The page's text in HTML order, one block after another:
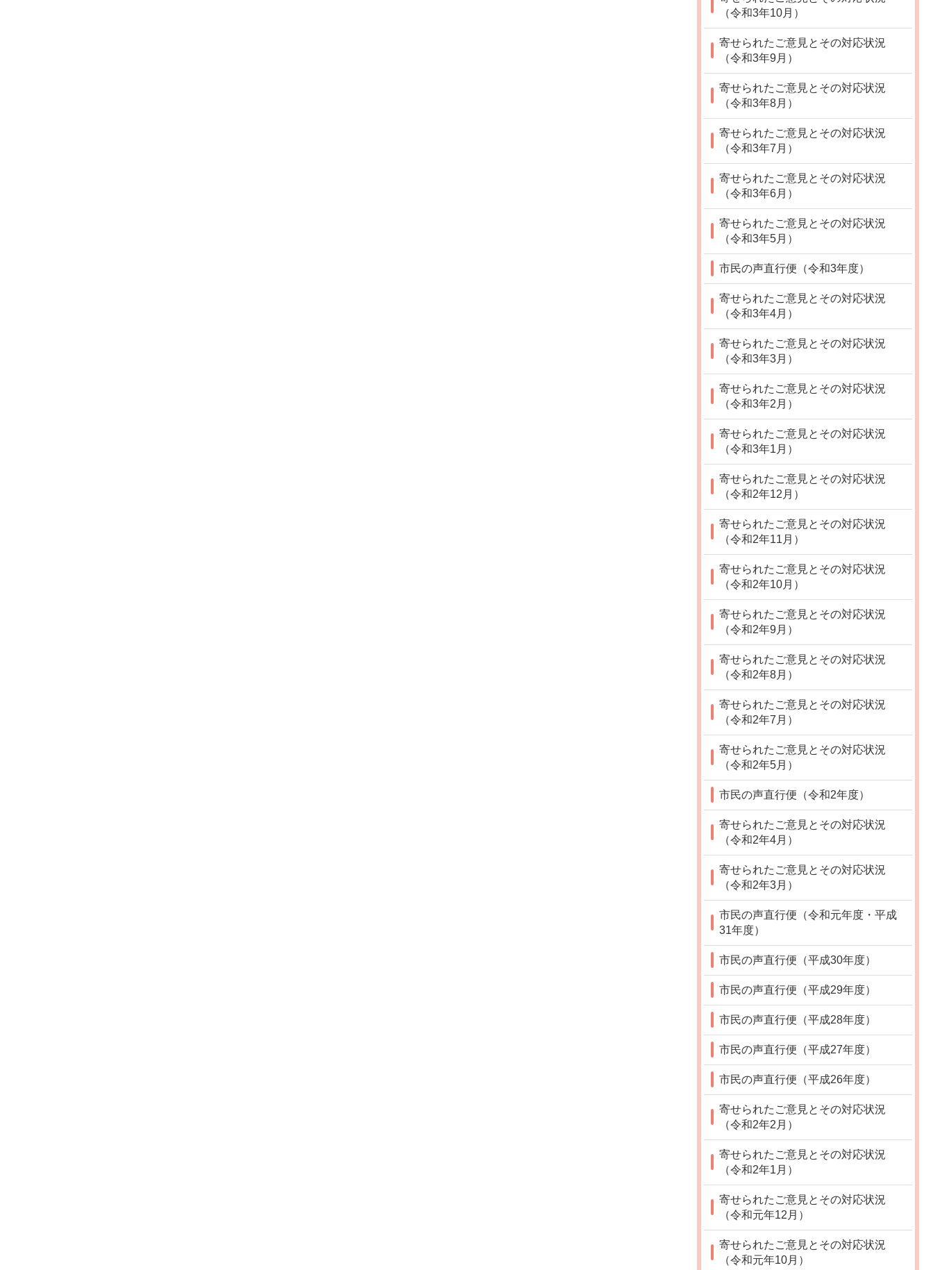
（令和3年10月）
寄せられたご意見とその対応状況
（令和3年9月）
寄せられたご意見とその対応状況
（令和3年8月）
寄せられたご意見とその対応状況
（令和3年7月）
寄せられたご意見とその対応状況
（令和3年6月）
寄せられたご意見とその対応状況
（令和3年5月）
市民の声直行便（令和3年度）
寄せられたご意見とその対応状況
（令和3年4月）
寄せられたご意見とその対応状況
（令和3年3月）
寄せられたご意見とその対応状況
（令和3年2月）
寄せられたご意見とその対応状況
（令和3年1月）
寄せられたご意見とその対応状況
（令和2年12月）
寄せられたご意見とその対応状況
（令和2年11月）
寄せられたご意見とその対応状況
（令和2年10月）
寄せられたご意見とその対応状況
（令和2年9月）
寄せられたご意見とその対応状況
（令和2年8月）
寄せられたご意見とその対応状況
（令和2年7月）
寄せられたご意見とその対応状況
（令和2年5月）
市民の声直行便（令和2年度）
寄せられたご意見とその対応状況
（令和2年4月）
寄せられたご意見とその対応状況
（令和2年3月）
市民の声直行便（令和元年度・平成
31年度）
市民の声直行便（平成30年度）
市民の声直行便（平成29年度）
市民の声直行便（平成28年度）
市民の声直行便（平成27年度）
市民の声直行便（平成26年度）
寄せられたご意見とその対応状況
（令和2年2月）
寄せられたご意見とその対応状況
（令和2年1月）
寄せられたご意見とその対応状況
（令和元年12月）
寄せられたご意見とその対応状況
（令和元年10月）